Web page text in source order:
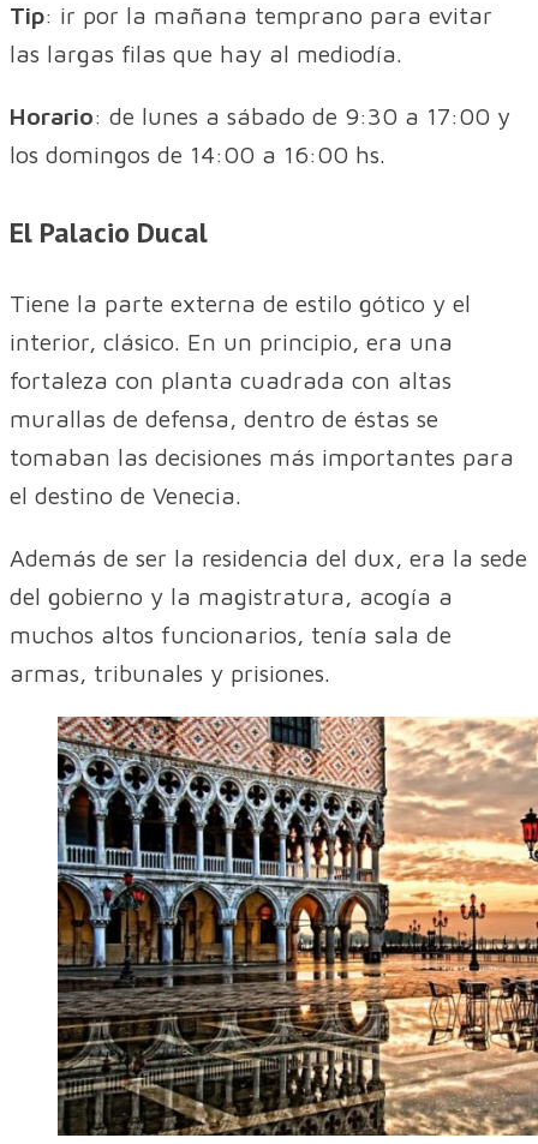
Tip: ir por la mañana temprano para evitar
las largas filas que hay al mediodía.
Horario: de lunes a sábado de 9:30 a 17:00 y
los domingos de 14:00 a 16:00 hs.
El Palacio Ducal
Tiene la parte externa de estilo gótico y el
interior, clásico. En un principio, era una
fortaleza con planta cuadrada con altas
murallas de defensa, dentro de éstas se
tomaban las decisiones más importantes para
el destino de Venecia.
Además de ser la residencia del dux, era la sede
del gobierno y la magistratura, acogía a
muchos altos funcionarios, tenía sala de
armas, tribunales y prisiones.